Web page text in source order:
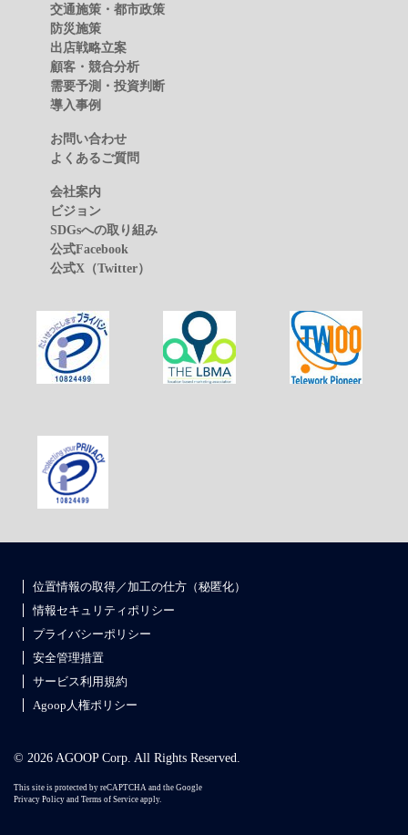
交通施策・都市政策
防災施策
出店戦略立案
顧客・競合分析
需要予測・投資判断
導入事例
お問い合わせ
よくあるご質問
会社案内
ビジョン
SDGsへの取り組み
公式Facebook
公式X（Twitter）
位置情報の取得／加工の仕方（秘匿化）
情報セキュリティポリシー
プライバシーポリシー
安全管理措置
サービス利用規約
Agoop人権ポリシー
© 2026 AGOOP Corp. All Rights Reserved.
This site is protected by reCAPTCHA and the Google
Privacy Policy and Terms of Service apply.